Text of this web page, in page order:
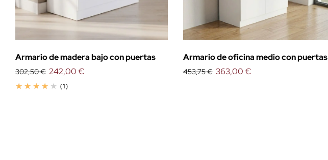
Armario de madera bajo con puertas
302,50 €
(1)
242,00 €
Armario de oficina medio con puertas
453,75 € 363,00 €